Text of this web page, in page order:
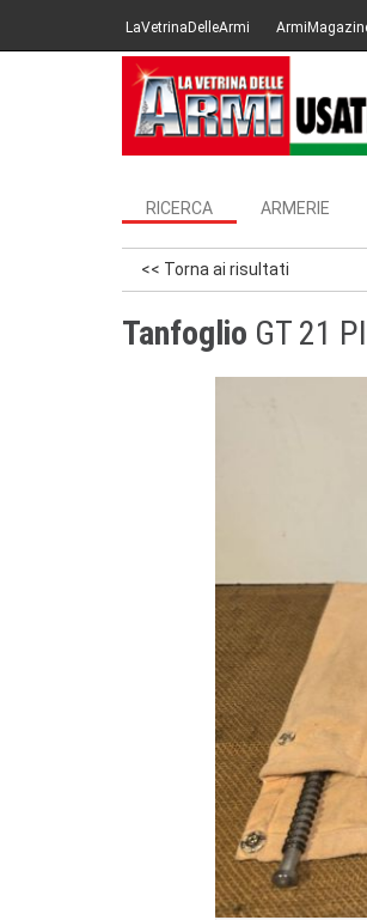
LaVetrinaDelleArmi
RICERCA ARMERIE
<< Torna ai risultati
Tanfoglio GT 21